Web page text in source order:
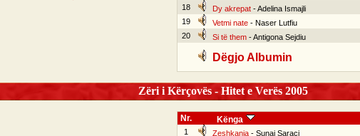
18
Dy akrepat- Adelina Ismajli
19
Vetmi nate- Naser Lutfiu
20
Si të them- Antigona Sejdiu
Dëgjo Albumin
Zëri i Kërçovës - Hitet e Verës 2005
Nr. Kënga
1 Zeshkanja- Sunaj Saraçi